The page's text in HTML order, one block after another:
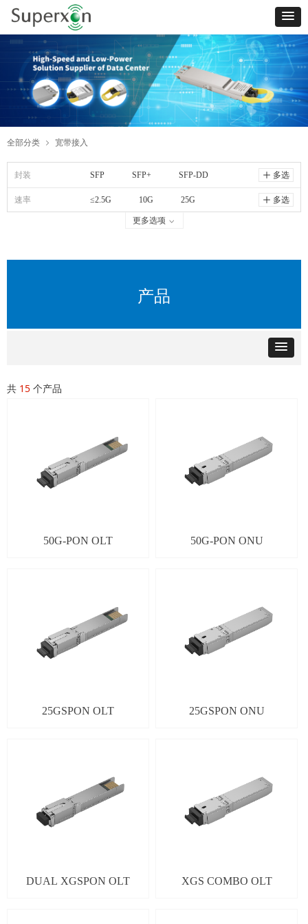
产品
共 15 个产品
50G-PON OLT 50G-PON ONU
25GSPON OLT 25GSPON ONU
DUAL XGSPON OLT XGS COMBO OLT
全部分类 ꁇ 宽带接入
封装 ꄸ 多选
SFP SFP+ SFP-DD
XFP SFP28 SFP56
速率 ꄸ 多选
≤2.5G 10G 25G
50G
更多选项 ꀁ